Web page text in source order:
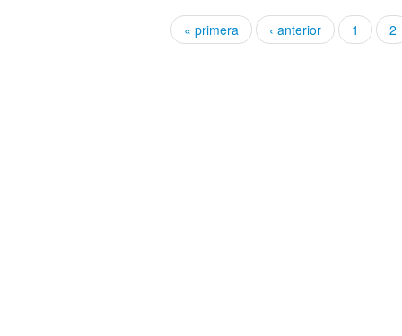
« primera ‹ anterior 1 2